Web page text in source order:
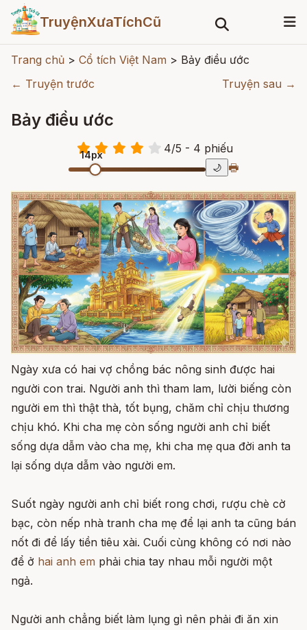
TruyệnXưaTíchCũ
Trang chủ > Cổ tích Việt Nam > Bảy điều ước
← Truyện trước
Truyện sau →
Bảy điều ước
4/5 - 4 phiếu
14px
🌙 🖶
Ngày xưa có hai vợ chồng bác nông sinh được hai
người con trai. Người anh thì tham lam, lười biếng còn
người em thì thật thà, tốt bụng, chăm chỉ chịu thương
chịu khó. Khi cha mẹ còn sống người anh chỉ biết
sống dựa dẫm vào cha mẹ, khi cha mẹ qua đời anh ta
lại sống dựa dẫm vào người em.
Suốt ngày người anh chỉ biết rong chơi, rượu chè cờ
bạc, còn nếp nhà tranh cha mẹ để lại anh ta cũng bán
nốt đi để lấy tiền tiêu xài. Cuối cùng không có nơi nào
để ở hai anh em phải chia tay nhau mỗi người một
ngả.
Người anh chẳng biết làm lụng gì nên phải đi ăn xin